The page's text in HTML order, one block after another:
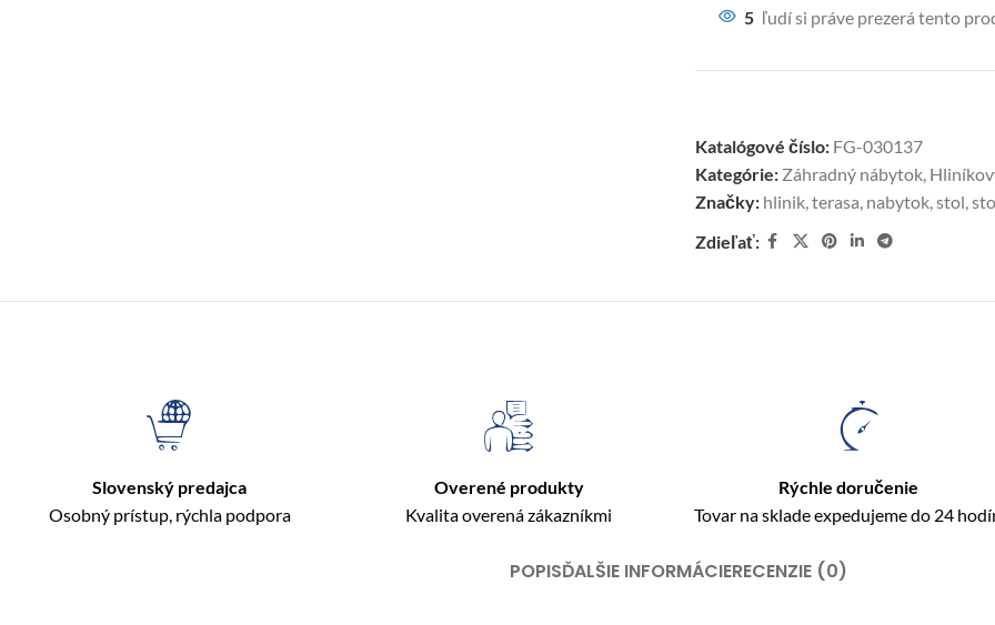
5 ľudí si práve prezerá tento
Katalógové číslo: FG-030137
Kategórie: Záhradný nábytok,
Značky: hlinik,terasa, nabytok,stol,
Zdieľať:
Slovenský predajca
Osobný prístup, rýchla podpora
Overené produkty
Kvalita overená zákazníkmi
Rýchle doručenie
Tovar na sklade expedujeme do 24
POPISĎALŠIE INFORMÁCIERECENZIE (0)